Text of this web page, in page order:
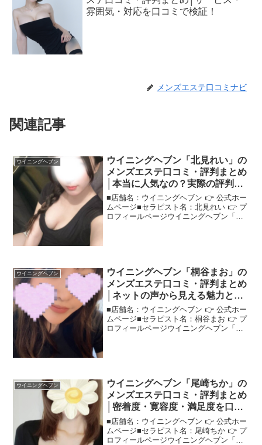
雰囲気・対応を口コミで検証！
メンズエステ口コミナビ
関連記事
ウイニングヘブン
ウイニングヘブン「北見れい」の
メンズエステ口コミ・評判まとめ
│本当に人気なの？実際の評判を
調べてみた！
■店舗名：ウイニングヘブン 👉 公式ホー
ムページ■セラピスト名：北見れい 👉 プ
ロフィールページウイニングヘブン「北
ウイニングヘブン
ウイニングヘブン「桐谷まお」の
メンズエステ口コミ・評判まとめ
│ネットの声から見える魅力と
は？
■店舗名：ウイニングヘブン 👉 公式ホー
ムページ■セラピスト名：桐谷まお 👉 プ
ロフィールページウイニングヘブン「桐
ウイニングヘブン
ウイニングヘブン「尾崎ちか」の
メンズエステ口コミ・評判まとめ
│密着度・寛容度・満足度を口コ
ミから分析！
■店舗名：ウイニングヘブン 👉 公式ホー
ムページ■セラピスト名：尾崎ちか 👉 プ
ロフィールページウイニングヘブン「尾